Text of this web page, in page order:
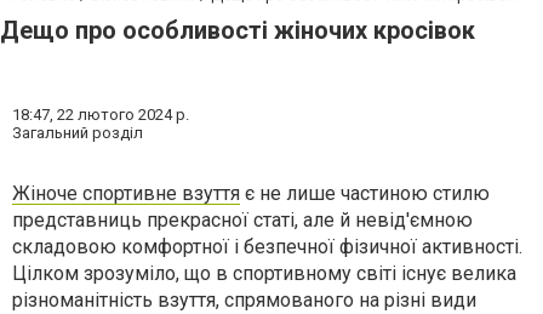
Дещо про особливості жіночих кросівок
18:47, 22 лютого 2024 р.
Загальний розділ
Жіноче спортивне взуття є не лише частиною стилю
представниць прекрасної статі, але й невід'ємною
складовою комфортної і безпечної фізичної активності.
Цілком зрозуміло, що в спортивному світі існує велика
різноманітність взуття, спрямованого на різні види